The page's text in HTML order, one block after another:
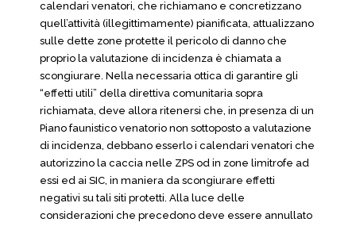
calendari venatori, che richiamano e concretizzano
quell’attività (illegittimamente) pianificata, attualizzano
sulle dette zone protette il pericolo di danno che
proprio la valutazione di incidenza è chiamata a
scongiurare. Nella necessaria ottica di garantire gli
“effetti utili” della direttiva comunitaria sopra
richiamata, deve allora ritenersi che, in presenza di un
Piano faunistico venatorio non sottoposto a valutazione
di incidenza, debbano esserlo i calendari venatori che
autorizzino la caccia nelle ZPS od in zone limitrofe ad
essi ed ai SIC, in maniera da scongiurare effetti
negativi su tali siti protetti. Alla luce delle
considerazioni che precedono deve essere annullato